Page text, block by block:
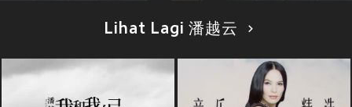
Lihat Lagi 潘越云